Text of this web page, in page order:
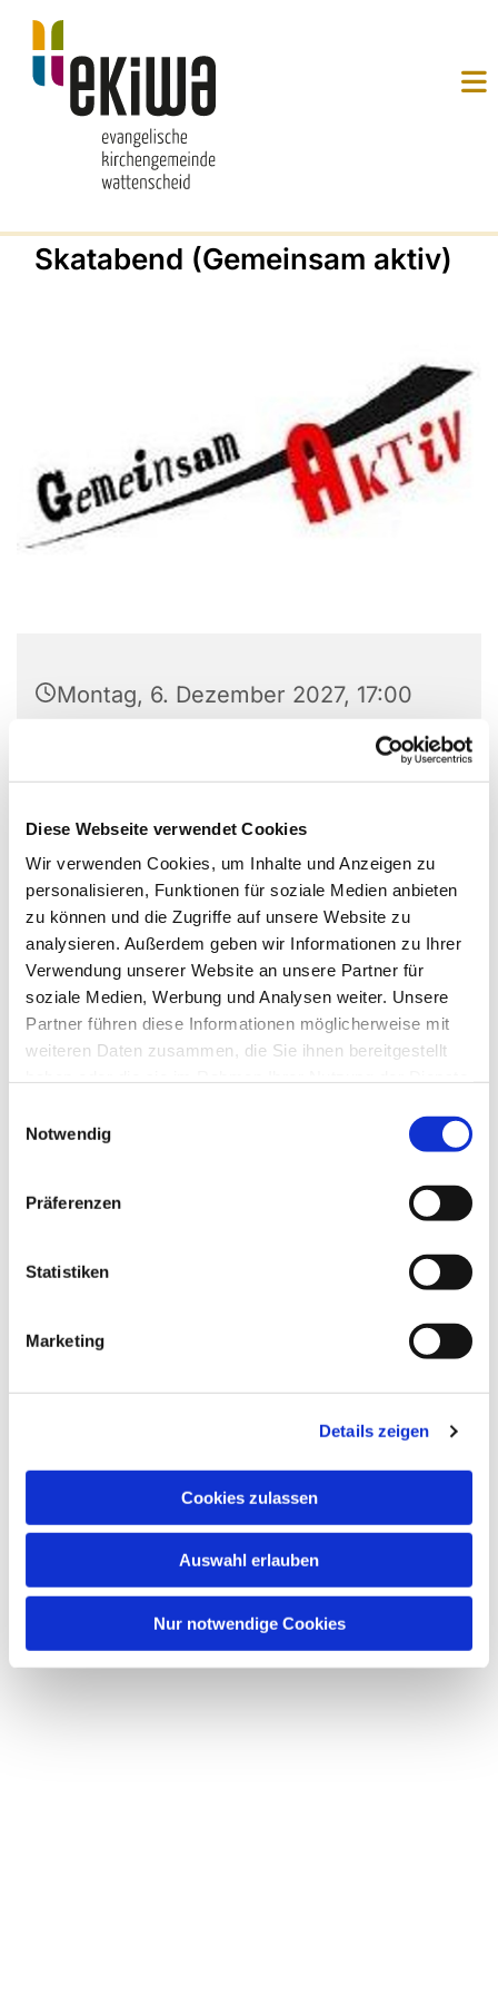
Diese Webseite verwendet Cookies
Wir verwenden Cookies, um Inhalte und Anzeigen zu
personalisieren, Funktionen für soziale Medien anbieten
zu können und die Zugriffe auf unsere Website zu
analysieren. Außerdem geben wir Informationen zu Ihrer
Verwendung unserer Website an unsere Partner für
soziale Medien, Werbung und Analysen weiter. Unsere
Partner führen diese Informationen möglicherweise mit
weiteren Daten zusammen, die Sie ihnen bereitgestellt
Notwendig
Präferenzen
Statistiken
Marketing
Details zeigen
Cookies zulassen
Auswahl erlauben
Nur notwendige Cookies
Skatabend (Gemeinsam aktiv)
Montag, 6. Dezember 2027, 17:00
Gemeindezentrum
Versöhnungskirche, Preins Feld 8,
44869 Bochum
Dies könnte Sie auch
interessieren